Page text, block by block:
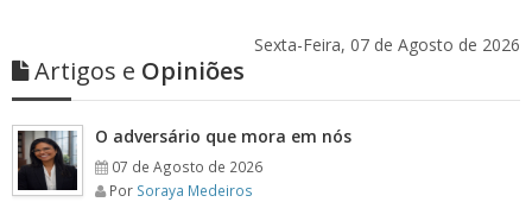
Sexta-Feira, 07 de Agosto de 2026
Artigos e Opiniões
O adversário que mora em nós
07 de Agosto de 2026
Por Soraya Medeiros